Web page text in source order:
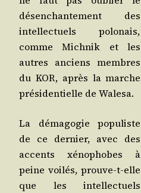
désen­chan­te­ment des
intel­lec­tuels polo­nais,
comme Mich­nik et les
autres anciens membres
du KOR, après la marche
pré­si­den­tielle de Walesa.
La déma­go­gie popu­liste
de ce der­nier, avec des
accents xéno­phobes à
peine voi­lés, prouve-t-elle
que les intel­lec­tuels